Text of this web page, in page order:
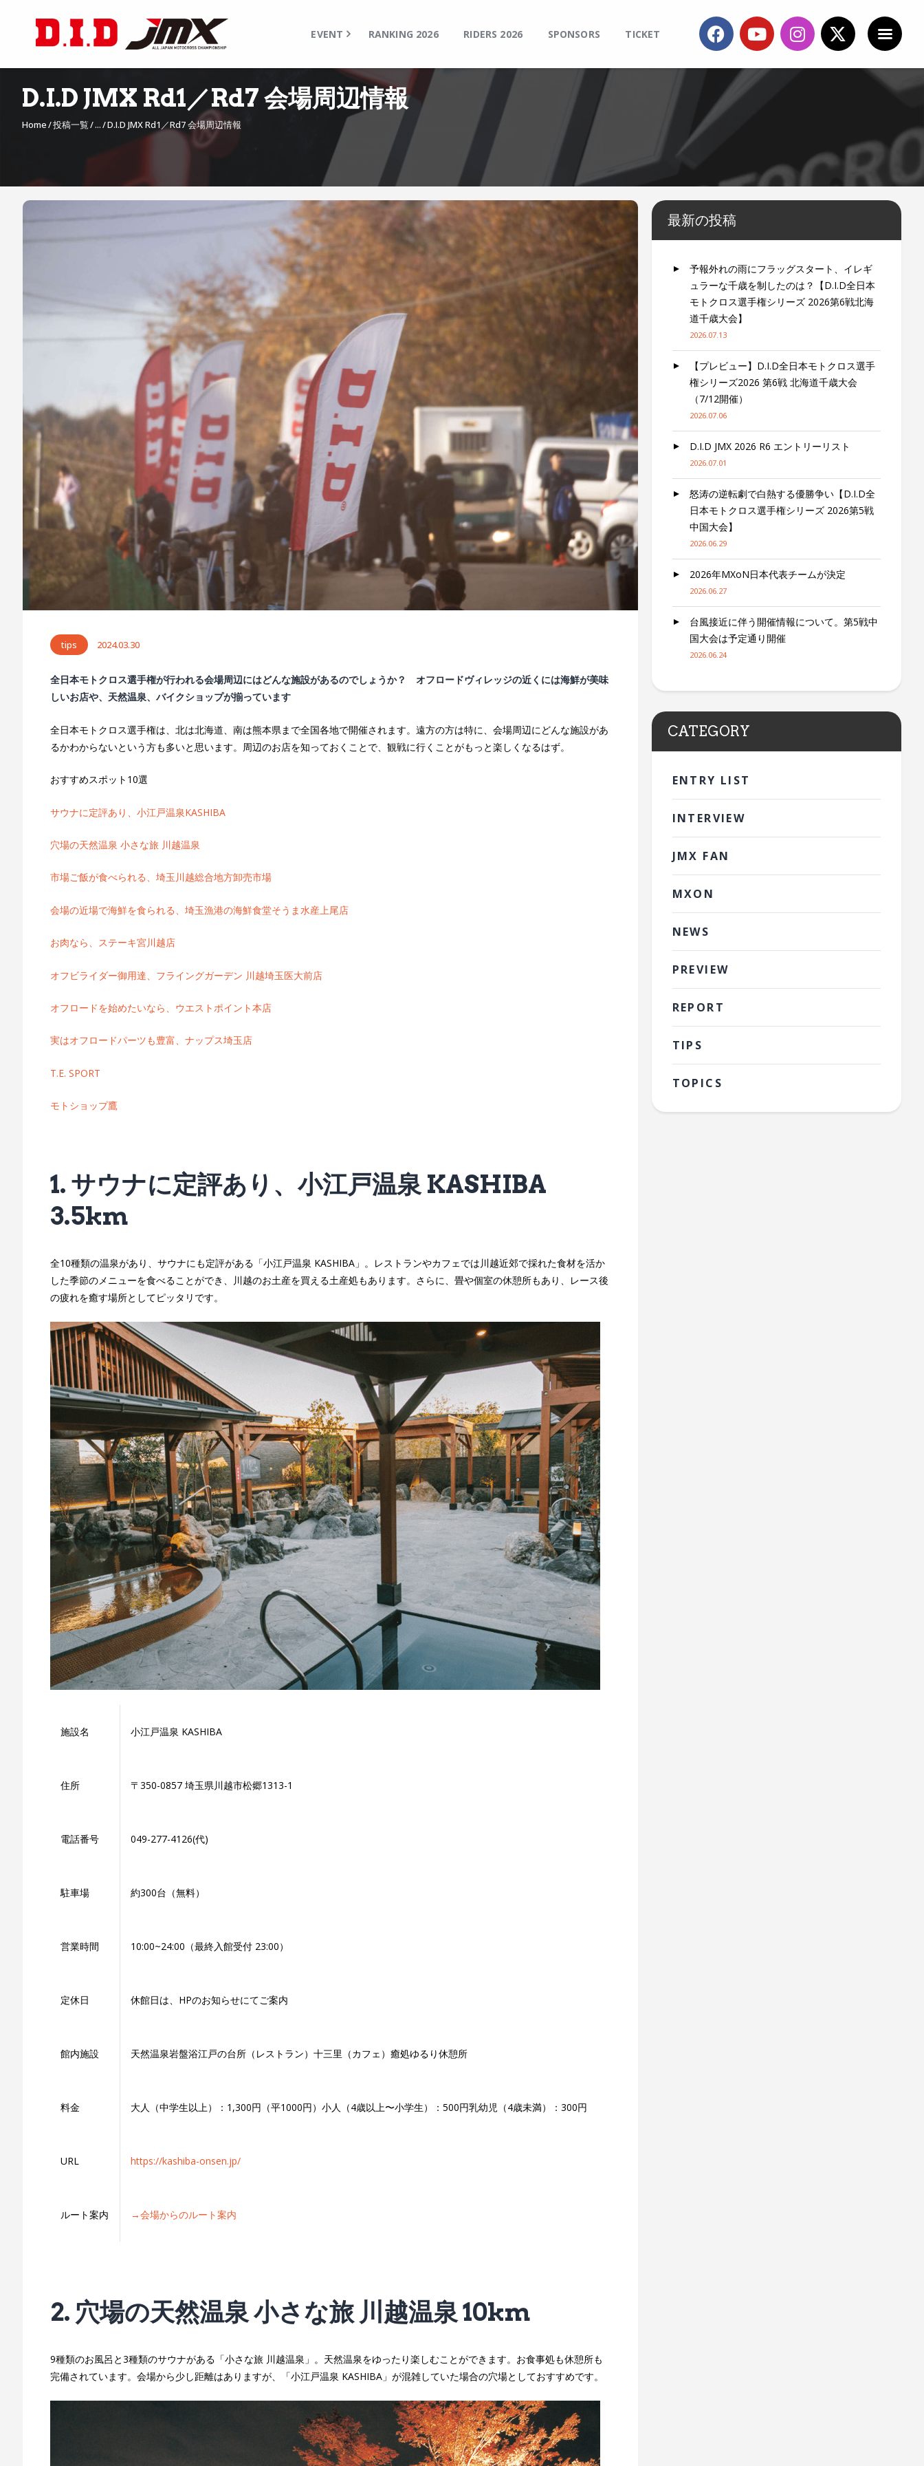
EVENT RANKING 2026 RIDERS 2026 SPONSORS TICKET
D.I.D JMX Rd1／Rd7 会場周辺情報
Home 投稿一覧 ... D.I.D JMX Rd1／Rd7 会場周辺情報
EVENT
RIDERS 2026
SPONSORS
TICKET
MSP Motosports Promotion TOP
tips 2024.03.30
全日本モトクロス選手権が行われる会場周辺にはどんな施設があるのでしょうか？ オフロードヴィレッジの近くには海鮮が美味
しいお店や、天然温泉、バイクショップが揃っています
全日本モトクロス選手権は、北は北海道、南は熊本県まで全国各地で開催されます。遠方の方は特に、会場周辺にどんな施設があ
るかわからないという方も多いと思います。周辺のお店を知っておくことで、観戦に行くことがもっと楽しくなるはず。
おすすめスポット10選
サウナに定評あり、小江戸温泉KASHIBA
穴場の天然温泉 小さな旅 川越温泉
市場ご飯が食べられる、埼玉川越総合地方卸売市場
会場の近場で海鮮を食られる、埼玉漁港の海鮮食堂そうま水産上尾店
お肉なら、ステーキ宮川越店
オフビライダー御用達、フライングガーデン 川越埼玉医大前店
オフロードを始めたいなら、ウエストポイント本店
実はオフロードパーツも豊富、ナップス埼玉店
T.E. SPORT
モトショップ鷹
1. サウナに定評あり、小江戸温泉 KASHIBA
3.5km
全10種類の温泉があり、サウナにも定評がある「小江戸温泉 KASHIBA」。レストランやカフェでは川越近郊で採れた食材を活か
した季節のメニューを食べることができ、川越のお土産を買える土産処もあります。さらに、畳や個室の休憩所もあり、レース後
の疲れを癒す場所としてピッタリです。
施設名 小江戸温泉 KASHIBA
住所 〒350-0857 埼玉県川越市松郷1313-1
電話番号 049-277-4126(代)
駐車場 約300台（無料）
営業時間 10:00~24:00（最終入館受付 23:00）
定休日 休館日は、HPのお知らせにてご案内
館内施設 天然温泉岩盤浴江戸の台所（レストラン）十三里（カフェ）癒処ゆるり休憩所
料金 大人（中学生以上）：1,300円（平1000円）小人（4歳以上〜小学生）：500円乳幼児（4歳未満）：300円
URL https://kashiba-onsen.jp/
ルート案内 →会場からのルート案内
2. 穴場の天然温泉 小さな旅 川越温泉 10km
9種類のお風呂と3種類のサウナがある「小さな旅 川越温泉」。天然温泉をゆったり楽しむことができます。お食事処も休憩所も
完備されています。会場から少し距離はありますが、「小江戸温泉 KASHIBA」が混雑していた場合の穴場としておすすめです。
投
ナ
ー
シ
ョ
ン
最新の投稿
予報外れの雨にフラッグスタート、イレギ
ュラーな千歳を制したのは？【D.I.D全日本
モトクロス選手権シリーズ 2026第6戦北海
道千歳大会】
2026.07.13
【プレビュー】D.I.D全日本モトクロス選手
権シリーズ2026 第6戦 北海道千歳大会
（7/12開催）
2026.07.06
D.I.D JMX 2026 R6 エントリーリスト
2026.07.01
怒涛の逆転劇で白熱する優勝争い【D.I.D全
日本モトクロス選手権シリーズ 2026第5戦
中国大会】
2026.06.29
2026年MXoN日本代表チームが決定
2026.06.27
台風接近に伴う開催情報について。第5戦中
国大会は予定通り開催
2026.06.24
CATEGORY
ENTRY LIST
INTERVIEW
JMX FAN
MXON
NEWS
PREVIEW
REPORT
TIPS
TOPICS